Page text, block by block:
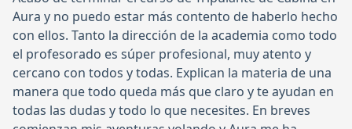
Aura y no puedo estar más contento de haberlo hecho
con ellos. Tanto la dirección de la academia como todo
el profesorado es súper profesional, muy atento y
cercano con todos y todas. Explican la materia de una
manera que todo queda más que claro y te ayudan en
todas las dudas y todo lo que necesites. En breves